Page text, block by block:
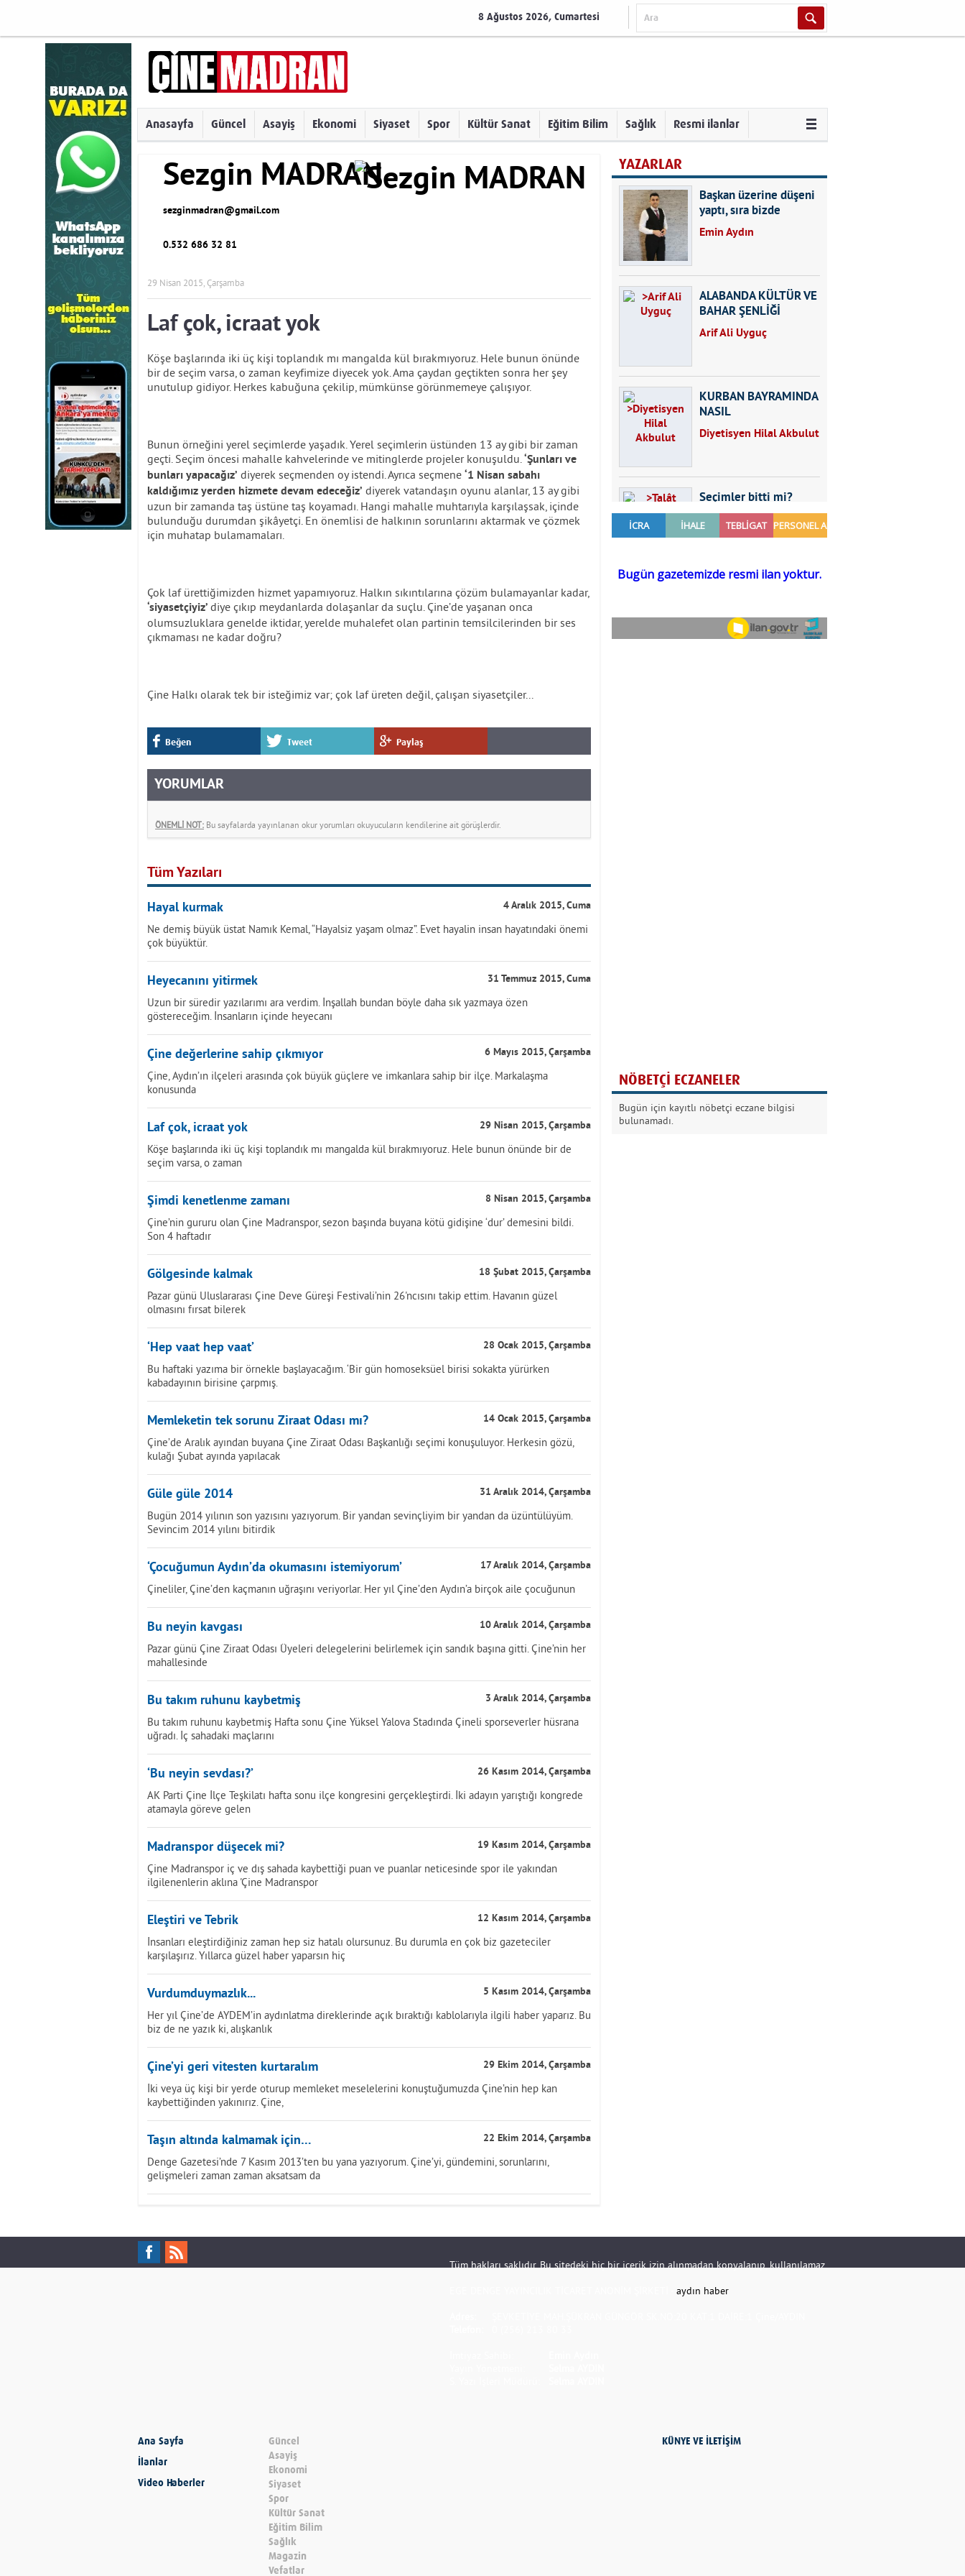
8 Ağustos 2026, Cumartesi
Anasayfa Güncel Asayiş Ekonomi Siyaset Spor Kültür Sanat Eğitim Bilim Sağlık Resmi ilanlar
Sezgin MADRAN
sezginmadran@gmail.com
0.532 686 32 81
29 Nisan 2015, Çarşamba
Laf çok, icraat yok
Köşe başlarında iki üç kişi toplandık mı mangalda kül bırakmıyoruz. Hele bunun önünde
bir de seçim varsa, o zaman keyfimize diyecek yok. Ama çaydan geçtikten sonra her şey
unutulup gidiyor. Herkes kabuğuna çekilip, mümkünse görünmemeye çalışıyor.
Bunun örneğini yerel seçimlerde yaşadık. Yerel seçimlerin üstünden 13 ay gibi bir zaman
geçti. Seçim öncesi mahalle kahvelerinde ve mitinglerde projeler konuşuldu.‘Şunları ve
bunları yapacağız’ diyerek seçmenden oy istendi. Ayrıca seçmene ‘1 Nisan sabahı
kaldığımız yerden hizmete devam edeceğiz’ diyerek vatandaşın oyunu alanlar, 13 ay gibi
uzun bir zamanda taş üstüne taş koyamadı. Hangi mahalle muhtarıyla karşılaşsak, içinde
bulunduğu durumdan şikâyetçi. En önemlisi de halkının sorunlarını aktarmak ve çözmek
için muhatap bulamamaları.
Çok laf ürettiğimizden hizmet yapamıyoruz. Halkın sıkıntılarına çözüm bulamayanlar kadar,
‘siyasetçiyiz’ diye çıkıp meydanlarda dolaşanlar da suçlu. Çine’de yaşanan onca
olumsuzluklara genelde iktidar, yerelde muhalefet olan partinin temsilcilerinden bir ses
çıkmaması ne kadar doğru?
Çine Halkı olarak tek bir isteğimiz var; çok laf üreten değil, çalışan siyasetçiler...
Beğen Tweet Paylaş
YORUMLAR
ÖNEMLİ NOT: Bu sayfalarda yayınlanan okur yorumları okuyucuların kendilerine ait görüşlerdir.
Tüm Yazıları
Hayal kurmak 4 Aralık 2015, Cuma
Ne demiş büyük üstat Namık Kemal, “Hayalsiz yaşam olmaz”. Evet hayalin insan hayatındaki önemi
çok büyüktür.
Heyecanını yitirmek 31 Temmuz 2015, Cuma
Uzun bir süredir yazılarımı ara verdim. İnşallah bundan böyle daha sık yazmaya özen
göstereceğim. İnsanların içinde heyecanı
Çine değerlerine sahip çıkmıyor 6 Mayıs 2015, Çarşamba
Çine, Aydın’ın ilçeleri arasında çok büyük güçlere ve imkanlara sahip bir ilçe. Markalaşma
konusunda
Laf çok, icraat yok 29 Nisan 2015, Çarşamba
Köşe başlarında iki üç kişi toplandık mı mangalda kül bırakmıyoruz. Hele bunun önünde bir de
seçim varsa, o zaman
Şimdi kenetlenme zamanı 8 Nisan 2015, Çarşamba
Çine’nin gururu olan Çine Madranspor, sezon başında buyana kötü gidişine ‘dur’ demesini bildi.
Son 4 haftadır
Gölgesinde kalmak 18 Şubat 2015, Çarşamba
Pazar günü Uluslararası Çine Deve Güreşi Festivali’nin 26'ncısını takip ettim. Havanın güzel
olmasını fırsat bilerek
‘Hep vaat hep vaat’ 28 Ocak 2015, Çarşamba
Bu haftaki yazıma bir örnekle başlayacağım. ‘Bir gün homoseksüel birisi sokakta yürürken
kabadayının birisine çarpmış.
Memleketin tek sorunu Ziraat Odası mı? 14 Ocak 2015, Çarşamba
Çine’de Aralık ayından buyana Çine Ziraat Odası Başkanlığı seçimi konuşuluyor. Herkesin gözü,
kulağı Şubat ayında yapılacak
Güle güle 2014 31 Aralık 2014, Çarşamba
Bugün 2014 yılının son yazısını yazıyorum. Bir yandan sevinçliyim bir yandan da üzüntülüyüm.
Sevincim 2014 yılını bitirdik
‘Çocuğumun Aydın’da okumasını istemiyorum’ 17 Aralık 2014, Çarşamba
Çineliler, Çine’den kaçmanın uğraşını veriyorlar. Her yıl Çine’den Aydın’a birçok aile çocuğunun
Bu neyin kavgası 10 Aralık 2014, Çarşamba
Pazar günü Çine Ziraat Odası Üyeleri delegelerini belirlemek için sandık başına gitti. Çine’nin her
mahallesinde
Bu takım ruhunu kaybetmiş 3 Aralık 2014, Çarşamba
Bu takım ruhunu kaybetmiş Hafta sonu Çine Yüksel Yalova Stadında Çineli sporseverler hüsrana
uğradı. İç sahadaki maçlarını
‘Bu neyin sevdası?’ 26 Kasım 2014, Çarşamba
AK Parti Çine İlçe Teşkilatı hafta sonu ilçe kongresini gerçekleştirdi. İki adayın yarıştığı kongrede
atamayla göreve gelen
Madranspor düşecek mi? 19 Kasım 2014, Çarşamba
Çine Madranspor iç ve dış sahada kaybettiği puan ve puanlar neticesinde spor ile yakından
ilgilenenlerin aklına 'Çine Madranspor
Eleştiri ve Tebrik 12 Kasım 2014, Çarşamba
İnsanları eleştirdiğiniz zaman hep siz hatalı olursunuz. Bu durumla en çok biz gazeteciler
karşılaşırız. Yıllarca güzel haber yaparsın hiç
Vurdumduymazlık... 5 Kasım 2014, Çarşamba
Her yıl Çine’de AYDEM’in aydınlatma direklerinde açık bıraktığı kablolarıyla ilgili haber yaparız. Bu
biz de ne yazık ki, alışkanlık
Çine’yi geri vitesten kurtaralım 29 Ekim 2014, Çarşamba
İki veya üç kişi bir yerde oturup memleket meselelerini konuştuğumuzda Çine’nin hep kan
kaybettiğinden yakınırız. Çine,
Taşın altında kalmamak için… 22 Ekim 2014, Çarşamba
Denge Gazetesi’nde 7 Kasım 2013’ten bu yana yazıyorum. Çine’yi, gündemini, sorunlarını,
gelişmeleri zaman zaman aksatsam da
YAZARLAR
Başkan üzerine düşeni
yaptı, sıra bizde
Emin Aydın
ALABANDA KÜLTÜR VE
BAHAR ŞENLİĞİ
Arif Ali Uyguç
KURBAN BAYRAMINDA
NASIL
BESLENMELİYİZ?
Diyetisyen Hilal Akbulut
Seçimler bitti mi?
Talât Yörük
Sezgin MADRAN
Kurban Bayramında
Dikkat!
NÖBETÇİ ECZANELER
Bugün için kayıtlı nöbetçi eczane bilgisi
bulunamadı.
Tüm hakları saklıdır. Bu sitedeki hiç bir içerik izin alınmadan kopyalanıp, kullanılamaz.
aydın haber
Ana Sayfa
İlanlar
Video Haberler
Güncel
Asayiş
Ekonomi
Siyaset
Spor
Kültür Sanat
Eğitim Bilim
Sağlık
Magazin
Vefatlar
KÜNYE VE İLETİŞİM